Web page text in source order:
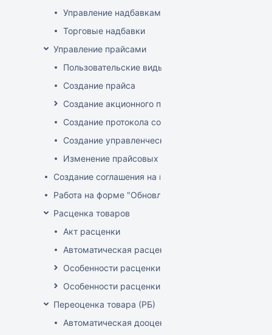
Управление надбавками
Торговые надбавки
Управление прайсами
Пользовательские виды цен
Создание прайса
Создание акционного прайса
Создание протокола согласования цен
Создание управленческого прайса
Изменение прайсовых цен
Создание соглашения на поставку
Работа на форме "Обновление розничных цен"
Расценка товаров
Акт расценки
Автоматическая расценка при проведении
Особенности расценки в РБ
Особенности расценки РФ
Переоценка товара (РБ)
Автоматическая дооценка товаров